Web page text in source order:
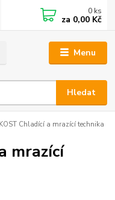
Menu
Hledat
0 ks
za 0,00 Kč
Chladící a mrazící technika
mrazící